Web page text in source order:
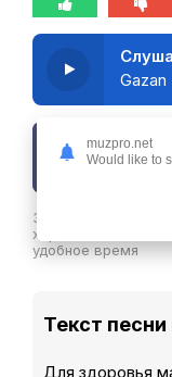
Здесь вы
хорошем
удобное время
Текст
Для здоровья
muzpro.net
Would like to